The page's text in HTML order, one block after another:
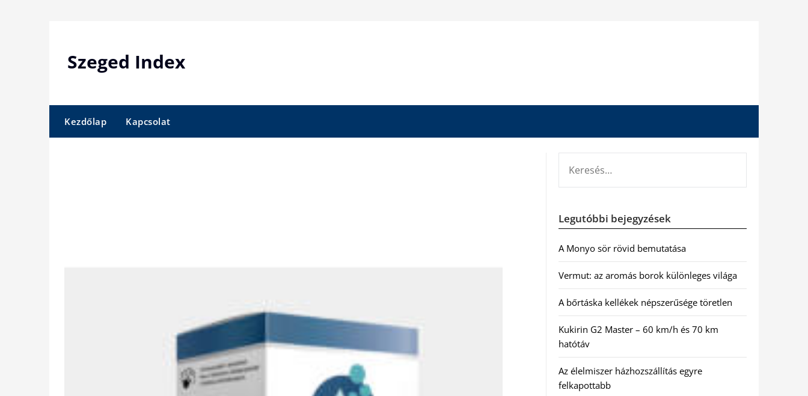
Szeged Index
Kezdőlap Kapcsolat
Legutóbbi bejegyzések
A Monyo sör rövid bemutatása
Vermut: az aromás borok különleges világa
A bőrtáska kellékek népszerűsége töretlen
Kukirin G2 Master – 60 km/h és 70 km
hatótáv
Az élelmiszer házhozszállítás egyre
felkapottabb